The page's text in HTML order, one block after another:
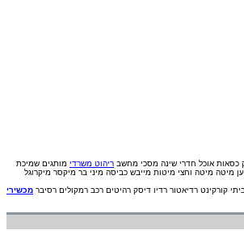
כסאות אוכל חדרי שינה מסכי מחשב ריהוט משרדי מותגים שמיכת
מיטה מיטה וחצי מיטות מייבש כביסה מיני בר מיקסר מיקרוגל
קורקינט רדיאטור רדיו דיסק רהיטים רכב רמקולים רסיבר מכשירי